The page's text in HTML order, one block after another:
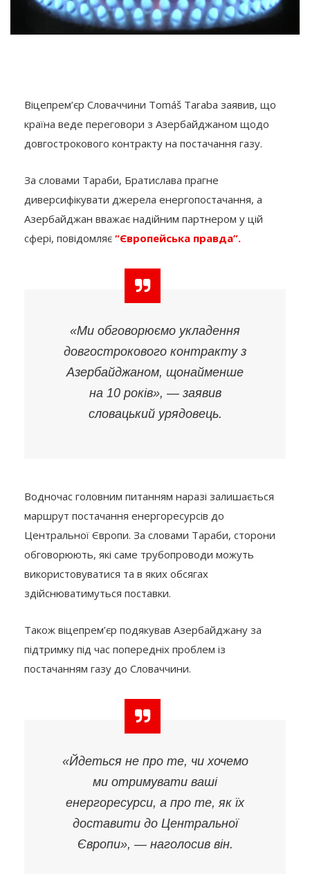
Віцепрем’єр Словаччини Tomáš Taraba заявив, що
країна веде переговори з Азербайджаном щодо
довгострокового контракту на постачання газу.
За словами Тараби, Братислава прагне
диверсифікувати джерела енергопостачання, а
Азербайджан вважає надійним партнером у цій
сфері, повідомляє “Європейська правда”.
«Ми обговорюємо укладення
довгострокового контракту з
Азербайджаном, щонайменше
на 10 років», — заявив
словацький урядовець.
Водночас головним питанням наразі залишається
маршрут постачання енергоресурсів до
Центральної Європи. За словами Тараби, сторони
обговорюють, які саме трубопроводи можуть
використовуватися та в яких обсягах
здійснюватимуться поставки.
Також віцепрем’єр подякував Азербайджану за
підтримку під час попередніх проблем із
постачанням газу до Словаччини.
«Йдеться не про те, чи хочемо
ми отримувати ваші
енергоресурси, а про те, як їх
доставити до Центральної
Європи», — наголосив він.